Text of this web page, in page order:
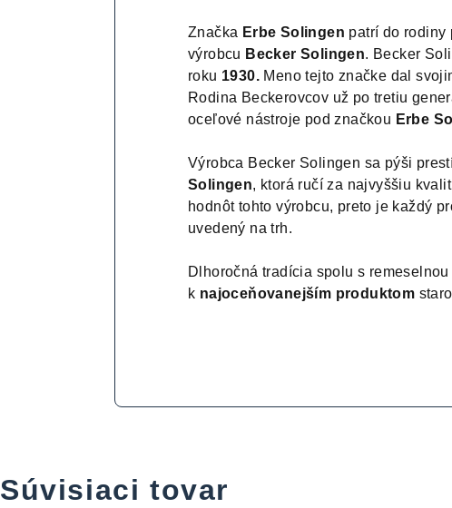
Značka Erbe Solingen patrí do rodiny
výrobcu Becker Solingen. Becker
roku 1930. Meno tejto značke dal
Rodina Beckerovcov už po tretiu
oceľové nástroje pod značkou Erbe
Výrobca Becker Solingen sa pýši
Solingen, ktorá ručí za najvyššiu
hodnôt tohto výrobcu, preto je každý
uvedený na trh.
Dlhoročná tradícia spolu s
k najoceňovanejším produktom
Súvisiaci tovar